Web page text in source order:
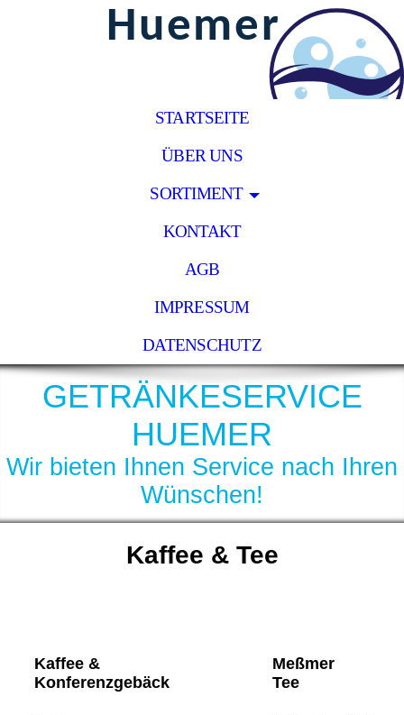
STARTSEITE
ÜBER UNS
SORTIMENT
KONTAKT
AGB
IMPRESSUM
DATENSCHUTZ
GETRÄNKESERVICE
HUEMER
Wir bieten Ihnen Service nach Ihren
Wünschen!
Kaffee & Tee
Kaffee &
Konferenzgebäck
Meßmer
Tee